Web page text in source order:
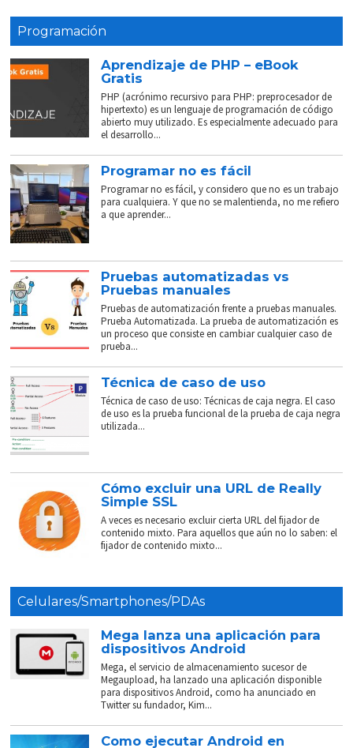
Programación
Aprendizaje de PHP – eBook
Gratis
PHP (acrónimo recursivo para PHP: preprocesador de
hipertexto) es un lenguaje de programación de código
abierto muy utilizado. Es especialmente adecuado para
el desarrollo...
Programar no es fácil
Programar no es fácil, y considero que no es un trabajo
para cualquiera. Y que no se malentienda, no me refiero
a que aprender...
Pruebas automatizadas vs
Pruebas manuales
Pruebas de automatización frente a pruebas manuales.
Prueba Automatizada. La prueba de automatización es
un proceso que consiste en cambiar cualquier caso de
prueba...
Técnica de caso de uso
Técnica de caso de uso: Técnicas de caja negra. El caso
de uso es la prueba funcional de la prueba de caja negra
utilizada...
Cómo excluir una URL de Really
Simple SSL
A veces es necesario excluir cierta URL del fijador de
contenido mixto. Para aquellos que aún no lo saben: el
fijador de contenido mixto...
Celulares/Smartphones/PDAs
Mega lanza una aplicación para
dispositivos Android
Mega, el servicio de almacenamiento sucesor de
Megaupload, ha lanzado una aplicación disponible
para dispositivos Android, como ha anunciado en
Twitter su fundador, Kim...
Como ejecutar Android en